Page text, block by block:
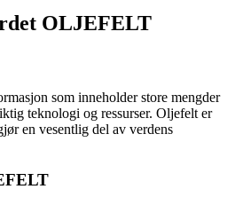
OLJEFELT
som inneholder store mengder
teknologi og ressurser. Oljefelt er
en vesentlig del av verdens